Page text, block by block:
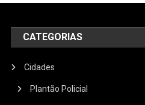
CATEGORIAS
Cidades
Plantão Policial